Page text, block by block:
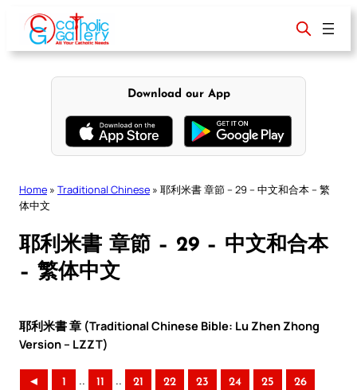
content
Download our App
Home » Traditional Chinese » 耶利米書 章節 – 29 – 中文和合本 – 繁
体中文
耶利米書 章節 – 29 – 中文和合本
– 繁体中文
耶利米書 章 (Traditional Chinese Bible: Lu Zhen Zhong
Version – LZZT)
◄ 1 .. 11 .. 21 22 23 24 25 26